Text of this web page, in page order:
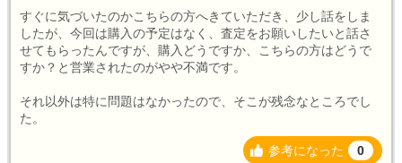
すぐに気づいたのかこちらの方へきていただき、少し話をしま
したが、今回は購入の予定はなく、査定をお願いしたいと話さ
せてもらったんですが、購入どうですか、こちらの方はどうで
すか？と営業されたのがやや不満です。
それ以外は特に問題はなかったので、そこが残念なところでし
た。
参考になった 0